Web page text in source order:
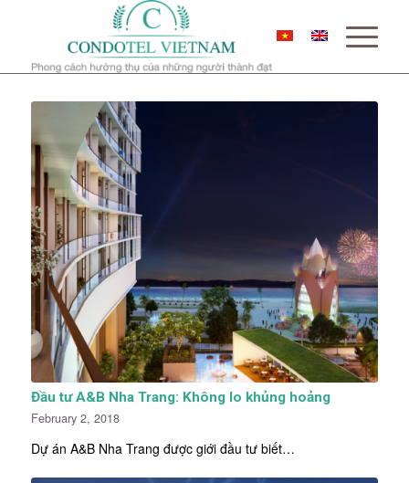
Đầu tư A&B Nha Trang: Không lo khủng hoảng
February 2, 2018
Dự án A&B Nha Trang được giới đầu tư biết…